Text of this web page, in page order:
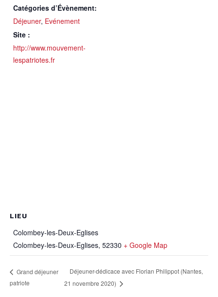
Catégories d’Évènement:
Déjeuner, Evénement
Site :
http://www.mouvement-
lespatriotes.fr
LIEU
Colombey-les-Deux-Eglises
Colombey-les-Deux-Eglises, 52330 + Google Map
Grand déjeuner
patriote
Déjeuner-dédicace avec Florian Philippot (Nantes,
21 novembre 2020)